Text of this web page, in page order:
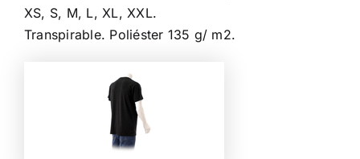
XS, S, M, L, XL, XXL.
Transpirable. Poliéster 135 g/ m2.